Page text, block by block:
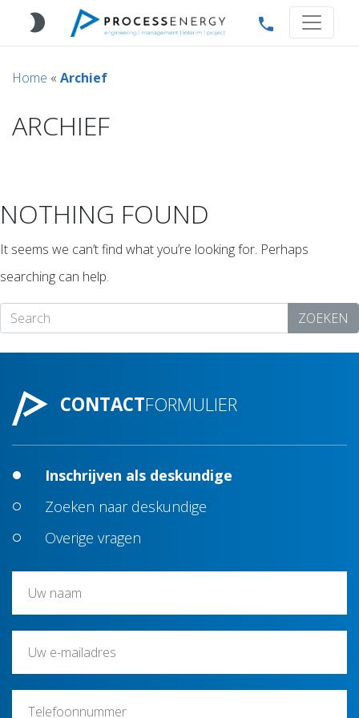
brightness_2 phone
Home « Archief
ARCHIEF
NOTHING FOUND
It seems we can’t find what you’re looking for. Perhaps
searching can help.
ZOEKEN
CONTACTFORMULIER
Inschrijven als deskundige
Zoeken naar deskundige
Overige vragen